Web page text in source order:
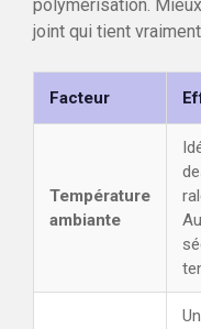
polymérisation.
joint qui tient
Facteur
Température
ambiante